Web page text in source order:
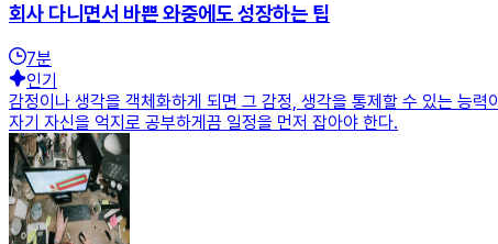
회사 다니면서 바쁜 와중에도 성장하는 팁
7분
인기
감정이나 생각을 객체화하게 되면 그 감정, 생각을 통제할 수 있는 능
자기 자신을 억지로 공부하게끔 일정을 먼저 잡아야 한다.